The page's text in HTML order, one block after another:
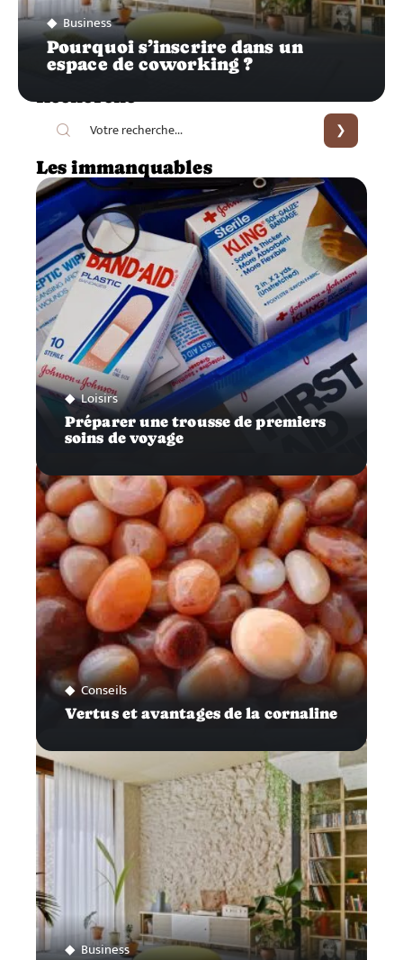
Business
Pourquoi s’inscrire dans un
espace de coworking ?
Les immanquables
Loisirs
Préparer une trousse de premiers
soins de voyage
Conseils
Vertus et avantages de la cornaline
Business